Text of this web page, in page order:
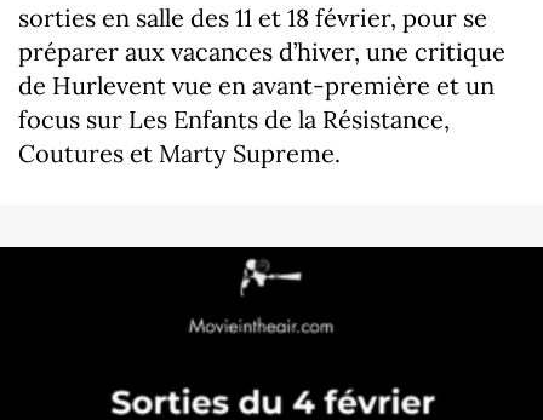
sorties en salle des 11 et 18 février, pour se
préparer aux vacances d’hiver, une critique
de Hurlevent vue en avant-première et un
focus sur Les Enfants de la Résistance,
Coutures et Marty Supreme.